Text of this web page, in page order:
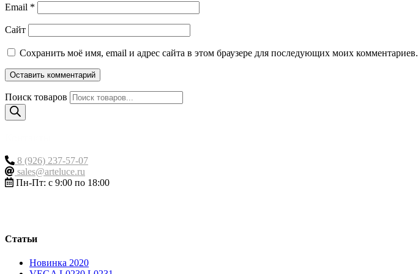
Email *
Сайт
Сохранить моё имя, email и адрес сайта в этом браузере для последующих моих комментариев.
Поиск товаров
8 (926) 237-57-07
sales@arteluce.ru
Пн-Пт: с 9:00 по 18:00
Статьи
Новинка 2020